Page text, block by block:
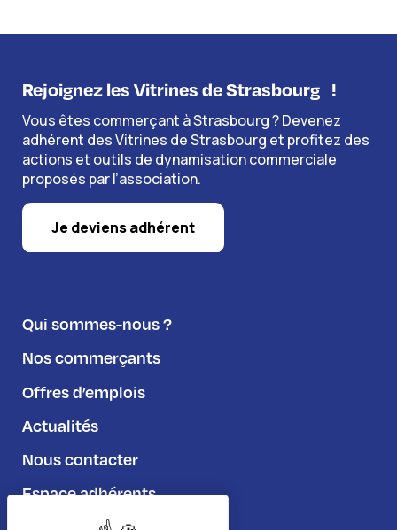
Rejoignez les Vitrines de Strasbourg !
Vous êtes commerçant à Strasbourg ? Devenez
adhérent des Vitrines de Strasbourg et profitez des
actions et outils de dynamisation commerciale
proposés par l’association.
Je deviens adhérent
Qui sommes-nous ?
Nos commerçants
Offres d’emplois
Actualités
Nous contacter
Espace adhérents